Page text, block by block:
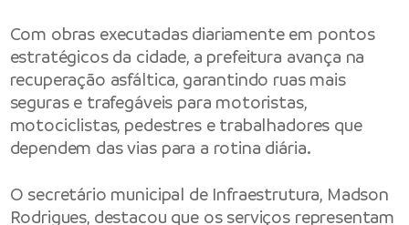
Com obras executadas diariamente em pontos
estratégicos da cidade, a prefeitura avança na
recuperação asfáltica, garantindo ruas mais
seguras e trafegáveis para motoristas,
motociclistas, pedestres e trabalhadores que
dependem das vias para a rotina diária.
O secretário municipal de Infraestrutura, Madson
Rodrigues, destacou que os serviços representam